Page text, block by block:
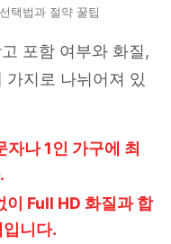
택법과 절약 꿀팁
포함 여부와 화질,
지로 나뉘어져 있
나 1인 가구에 최
이 Full HD 화질과 합
니다.